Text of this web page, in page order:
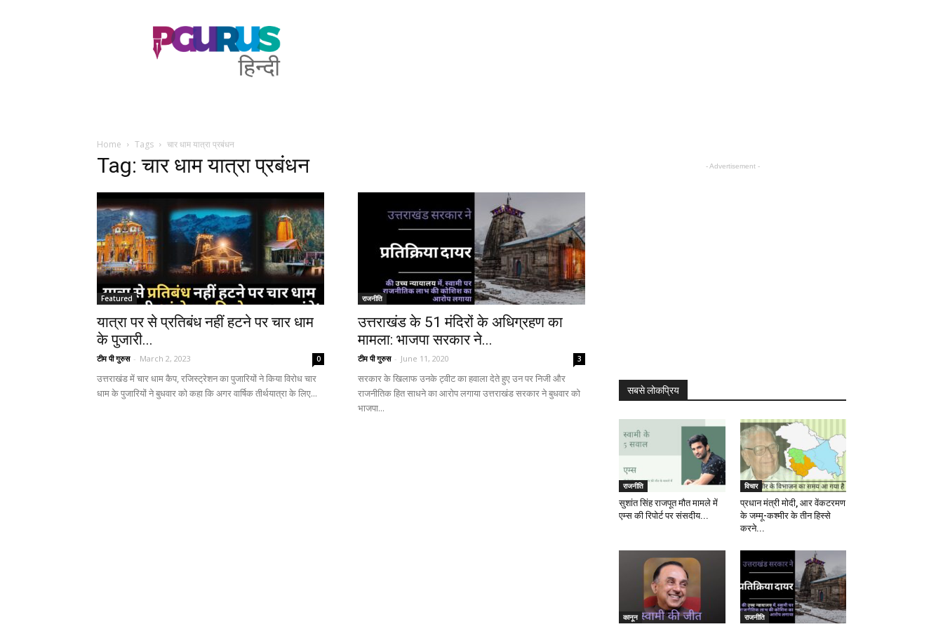
PGurus
Hindi
Home Tags चार धाम यात्रा प्रबंधन
Tag: चार धाम यात्रा प्रबंधन
Featured
यात्रा पर से प्रतिबंध नहीं हटने पर चार धाम
के पुजारी...
टीम पी गुरुस - March 2, 2023 0
उत्तराखंड में चार धाम कैप, रजिस्ट्रेशन का पुजारियों ने किया विरोध चार
धाम के पुजारियों ने बुधवार को कहा कि अगर वार्षिक तीर्थयात्रा के लिए...
राजनीति
उत्तराखंड के 51 मंदिरों के अधिग्रहण का
मामला: भाजपा सरकार ने...
टीम पी गुरुस - June 11, 2020 3
सरकार के खिलाफ उनके ट्वीट का हवाला देते हुए उन पर निजी और
राजनीतिक हित साधने का आरोप लगाया उत्तराखंड सरकार ने बुधवार को
भाजपा...
- Advertisement -
सबसे लोकप्रिय
राजनीति
सुशांत सिंह राजपूत मौत मामले में
एम्स की रिपोर्ट पर संसदीय...
विचार
प्रधान मंत्री मोदी, आर वेंकटरमण
के जम्मू-कश्मीर के तीन हिस्से
करने...
कानून राजनीति